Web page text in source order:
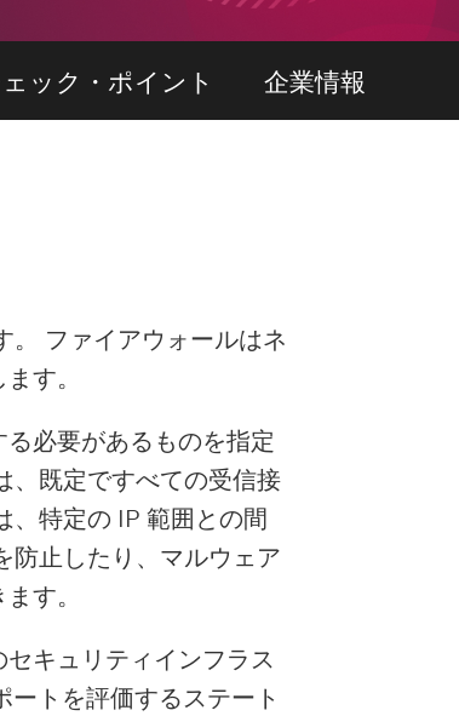
ック・ポイント 企業情報
。 ファイアウォールはネ
す。
必要があるものを指定
、既定ですべての受信接
、特定の IP 範囲との間
防止したり、マルウェア
す。
キュリティインフラス
トを評価するステート